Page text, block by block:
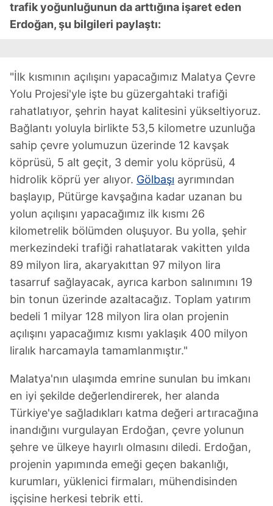
trafik yoğunluğunun da arttığına işaret eden
Erdoğan, şu bilgileri paylaştı:
"İlk kısmının açılışını yapacağımız Malatya Çevre
Yolu Projesi'yle işte bu güzergahtaki trafiği
rahatlatıyor, şehrin hayat kalitesini yükseltiyoruz.
Bağlantı yoluyla birlikte 53,5 kilometre uzunluğa
sahip çevre yolumuzun üzerinde 12 kavşak
köprüsü, 5 alt geçit, 3 demir yolu köprüsü, 4
hidrolik köprü yer alıyor. Gölbaşı ayrımından
başlayıp, Pütürge kavşağına kadar uzanan bu
yolun açılışını yapacağımız ilk kısmı 26
kilometrelik bölümden oluşuyor. Bu yolla, şehir
merkezindeki trafiği rahatlatarak vakitten yılda
89 milyon lira, akaryakıttan 97 milyon lira
tasarruf sağlayacak, ayrıca karbon salınımını 19
bin tonun üzerinde azaltacağız. Toplam yatırım
bedeli 1 milyar 128 milyon lira olan projenin
açılışını yapacağımız kısmı yaklaşık 400 milyon
liralık harcamayla tamamlanmıştır."
Malatya'nın ulaşımda emrine sunulan bu imkanı
en iyi şekilde değerlendirerek, her alanda
Türkiye'ye sağladıkları katma değeri artıracağına
inandığını vurgulayan Erdoğan, çevre yolunun
şehre ve ülkeye hayırlı olmasını diledi. Erdoğan,
projenin yapımında emeği geçen bakanlığı,
kurumları, yüklenici firmaları, mühendisinden
işçisine herkesi tebrik etti.